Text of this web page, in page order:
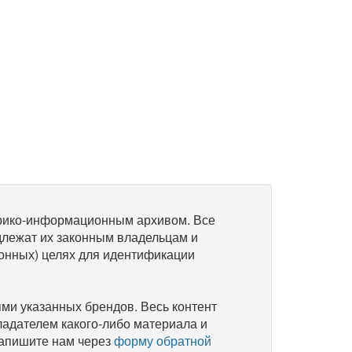
информационным архивом. Все
их законным владельцам и
целях для идентификации
указанных брендов. Весь контент
какого-либо материала и
нам черезформу обратной